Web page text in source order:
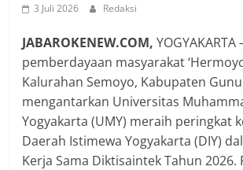
3 Juli 2026 Redaksi
JABAROKENEW.COM,
pemberdayaan masyarakat
Kalurahan Semoyo, Kabupaten
mengantarkan Universitas
Yogyakarta (UMY) meraih peringkat
Daerah Istimewa Yogyakarta (DIY)
Kerja Sama Diktisaintek Tahun